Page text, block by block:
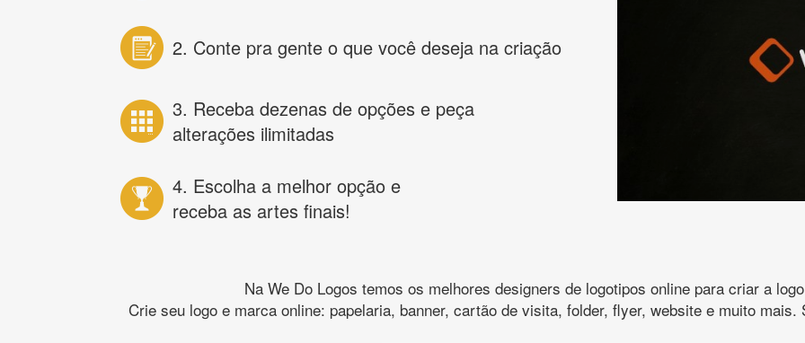
2. Conte pra gente o que você deseja na criação
3. Receba dezenas de opções e peça
alterações ilimitadas
4. Escolha a melhor opção e
receba as artes finais!
Na We Do Logos temos os melhores designers de logotipos online para criar a
Crie seu logo e marca online: papelaria, banner, cartão de visita, folder, flyer, website e muito